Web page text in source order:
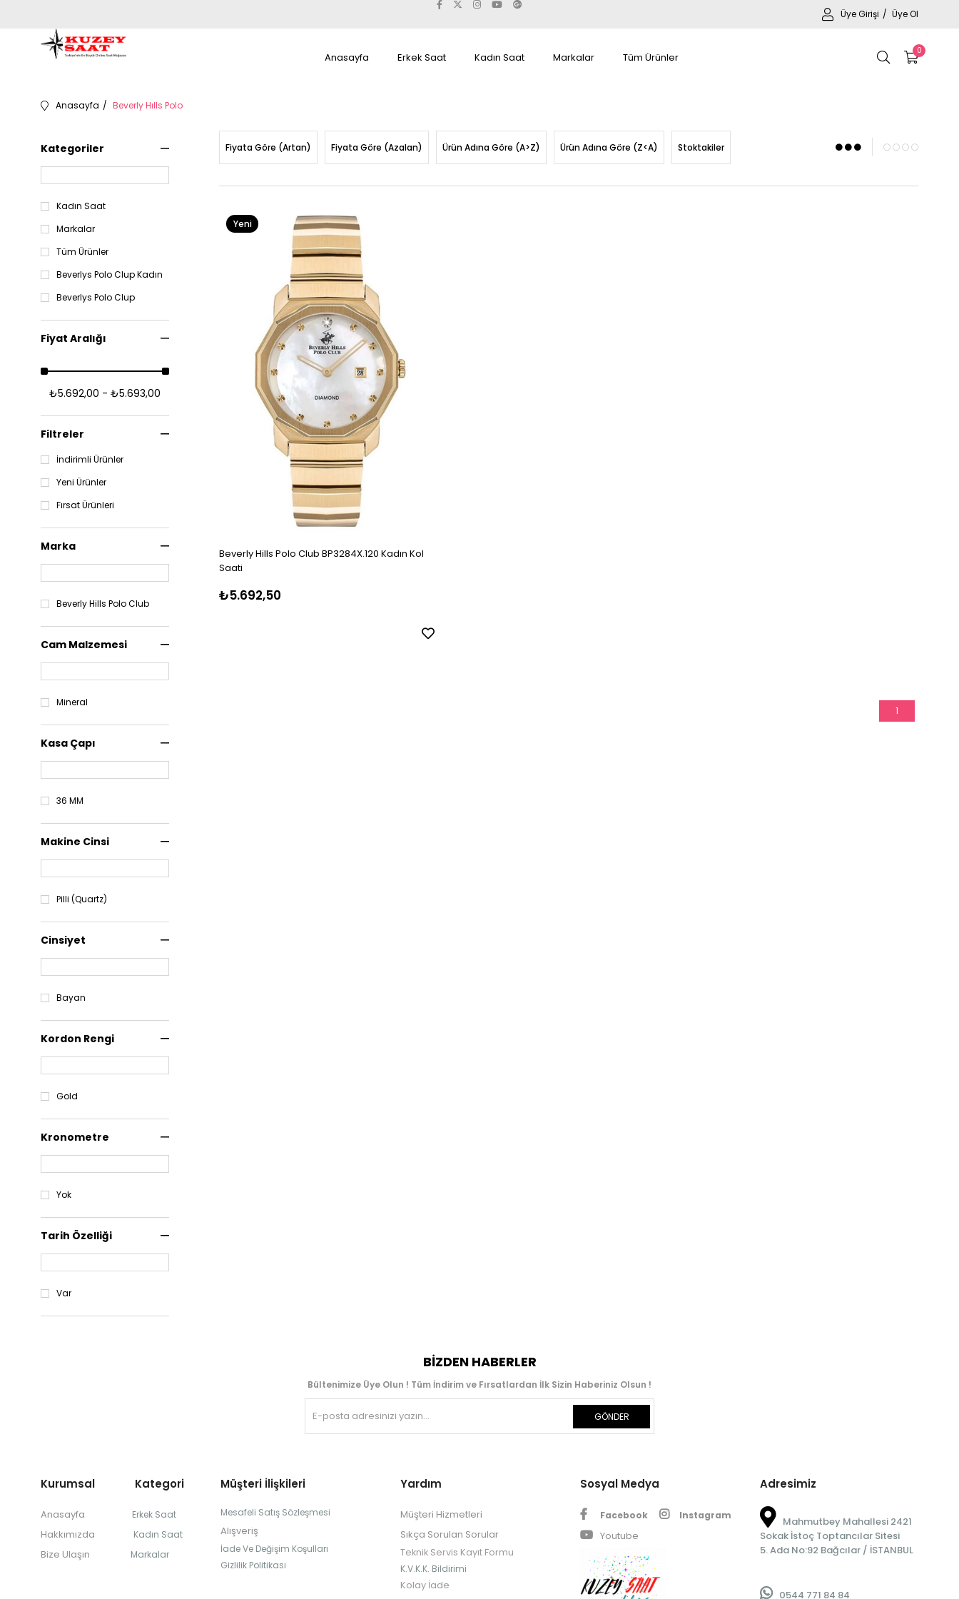
Üye Girişi Üye Ol
0
Anasayfa Erkek Saat Kadın Saat Markalar Tüm Ürünler
Anasayfa Beverly Hılls Polo
Kategoriler
Kadın Saat
Markalar
Tüm Ürünler
Beverlys Polo Clup Kadın
Beverlys Polo Clup
Fiyat Aralığı
₺5.692,00 - ₺5.693,00
Filtreler
İndirimli Ürünler
Yeni Ürünler
Fırsat Ürünleri
Marka
Beverly Hills Polo Club
Cam Malzemesi
Mineral
Kasa Çapı
36 MM
Makine Cinsi
Pilli (Quartz)
Cinsiyet
Bayan
Kordon Rengi
Gold
Kronometre
Yok
Tarih Özelliği
Var
Fiyata Göre (Artan) Fiyata Göre (Azalan) Ürün Adına Göre (A>Z) Ürün Adına Göre (Z<A) Stoktakiler
Beverly Hills Polo Club BP3284X.120 Kadın Kol
Saati
₺5.692,50
Yeni
1
BIZDEN HABERLER
Bültenimize Üye Olun ! Tüm İndirim ve Fırsatlardan İlk Sizin Haberiniz Olsun !
GÖNDER
Kurumsal Kategori
Anasayfa Erkek Saat
Hakkımızda Kadın Saat
Bize Ulaşın Markalar
Müşteri İlişkileri
Mesafeli Satış Sözleşmesi
Alışveriş
İade Ve Değişim Koşulları
Gizlilik Politikası
Yardım
Müşteri Hizmetleri
Sıkça Sorulan Sorular
Teknik Servis Kayıt Formu
K.V.K.K. Bildirimi
Kolay İade
Sosyal Medya
Facebook Instagram
Youtube
Adresimiz
Mahmutbey Mahallesi 2421
Sokak İstoç Toptancılar Sitesi
5. Ada No:92 Bağcılar / İSTANBUL
0544 771 84 84